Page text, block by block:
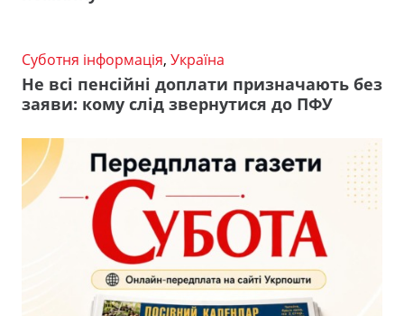
Суботня інформація, Україна
Не всі пенсійні доплати призначають без
заяви: кому слід звернутися до ПФУ